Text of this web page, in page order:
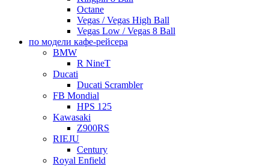
Octane
Vegas / Vegas High Ball
Vegas Low / Vegas 8 Ball
по модели кафе-рейсера
BMW
R NineT
Ducati
Ducati Scrambler
FB Mondial
HPS 125
Kawasaki
Z900RS
RIEJU
Century
Royal Enfield